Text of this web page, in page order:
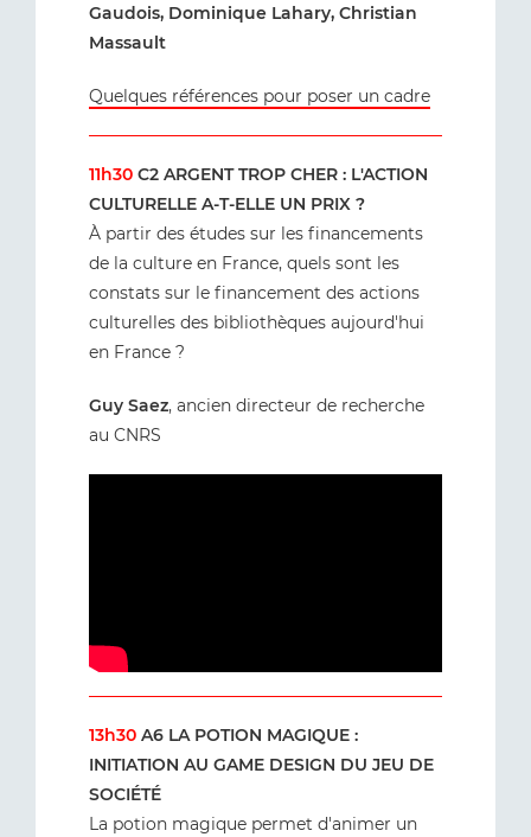
Gaudois, Dominique Lahary, Christian
Massault
Quelques références pour poser un cadre
11h30 C2 ARGENT TROP CHER : L'ACTION
CULTURELLE A-T-ELLE UN PRIX ?
À partir des études sur les financements
de la culture en France, quels sont les
constats sur le financement des actions
culturelles des bibliothèques aujourd'hui
en France ?
Guy Saez, ancien directeur de recherche
au CNRS
13h30 A6 LA POTION MAGIQUE :
INITIATION AU GAME DESIGN DU JEU DE
SOCIÉTÉ
La potion magique permet d'animer un